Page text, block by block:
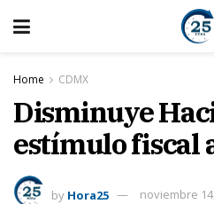
Home CDMX
Disminuye
estímulo fiscal
by Hora25 noviembre